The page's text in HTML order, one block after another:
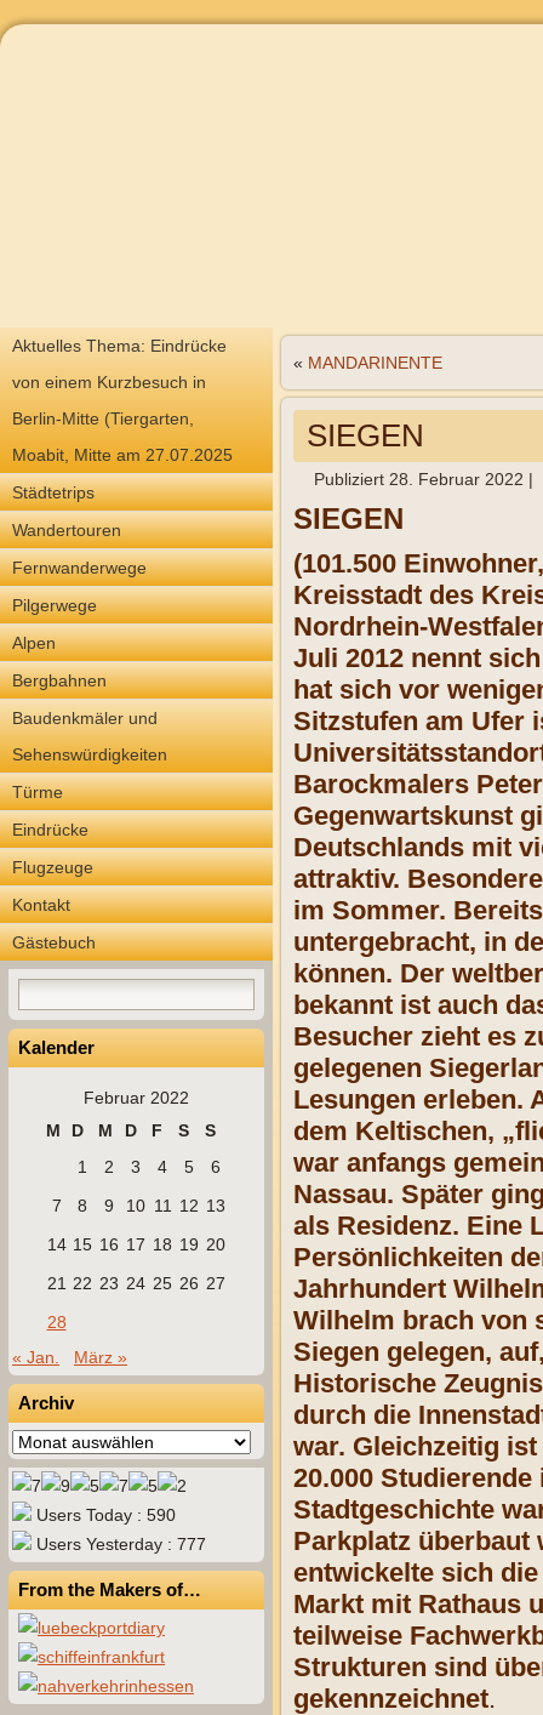
Aktuelles Thema: Eindrücke
von einem Kurzbesuch in
Berlin-Mitte (Tiergarten,
Moabit, Mitte am 27.07.2025
Städtetrips
Wandertouren
Fernwanderwege
Pilgerwege
Alpen
Bergbahnen
Baudenkmäler und
Sehenswürdigkeiten
Türme
Eindrücke
Flugzeuge
Kontakt
Gästebuch
Kalender
Februar 2022
M
D M D F S
S
1
2 3 4 5
6
7
8 9 10 11 12 13
14 15 16 17 18 19 20
21 22 23 24 25 26 27
28
« Jan.
März »
Archiv
Archiv
Users Today : 590
Users Yesterday : 777
From the Makers of…
« MANDARINENTE
SIEGEN
Publiziert 28. Februar 2022 |
SIEGEN
(101.500
Kreisstadt des
Nordrhein-
Juli 2012 nennt
hat sich vor
Sitzstufen am Ufer
Barockmalers
Gegenwartskunst
Deutschlands mit
attraktiv.
im Sommer.
untergebracht, in
können. Der
bekannt ist auch
Besucher zieht es
gelegenen
Lesungen erleben.
dem Keltischen,
war anfangs
Nassau. Später
als Residenz. Eine
Persönlichkeiten
Jahrhundert
Wilhelm brach von
Siegen gelegen,
Historische
durch die
war. Gleichzeitig
20.000
Stadtgeschichte
Parkplatz überbaut
entwickelte sich
Markt mit Rathaus
teilweise
Strukturen sind
gekennzeichnet.